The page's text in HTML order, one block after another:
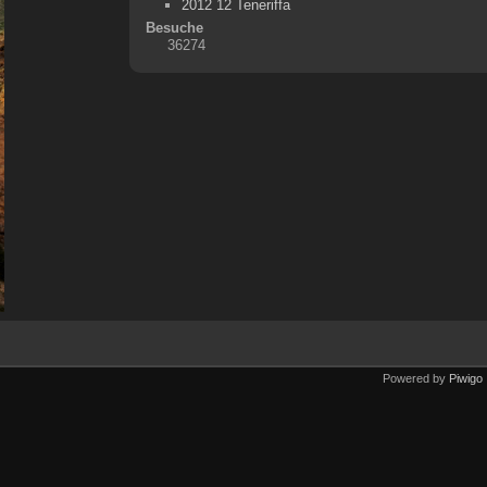
2012 12 Teneriffa
Besuche
36274
Powered by Piwigo